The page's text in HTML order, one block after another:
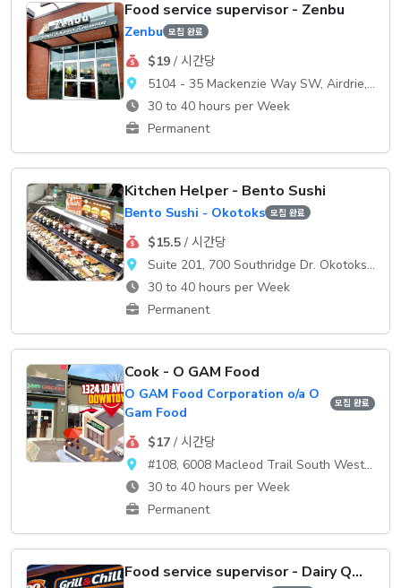
Food service supervisor - Zenbu
Zenbu 모집 완료
$19/ 시간당
5104 - 35 Mackenzie Way SW, Airdrie, AB, T4B 0V7
30 to 40 hours per Week
Permanent
Kitchen Helper - Bento Sushi
Bento Sushi - Okotoks 모집 완료
$15.5/ 시간당
Suite 201, 700 Southridge Dr. Okotoks, AB, T1S 2E1
30 to 40 hours per Week
Permanent
Cook - O GAM Food
O GAM Food Corporation o/a O
Gam Food
모집 완료
$17/ 시간당
#108, 6008 Macleod Trail South WestCalgary, AB, T2H 0K1
30 to 40 hours per Week
Permanent
Food service supervisor - Dairy Queen